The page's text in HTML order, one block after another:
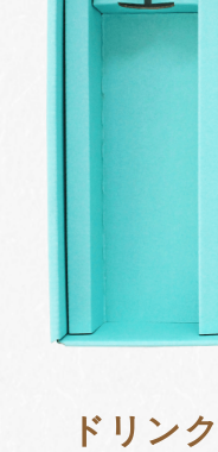
ドリン